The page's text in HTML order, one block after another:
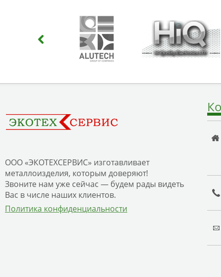
ООО «ЭКОТЕХСЕРВИС» изготавливает
металлоизделия, которым доверяют!
Звоните нам уже сейчас — будем рады видеть
Вас в числе наших клиентов.
Политика конфиденциальности